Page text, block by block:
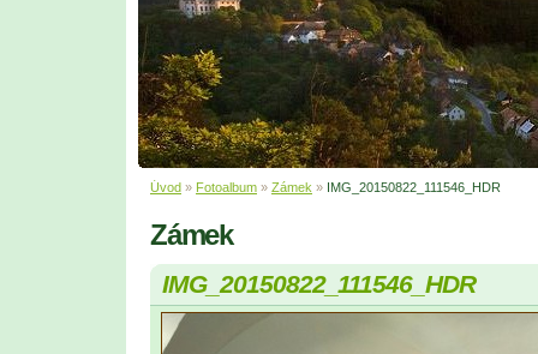
Úvod » Fotoalbum » Zámek » IMG_20150822_111546_HDR
Zámek
IMG_20150822_111546_HDR